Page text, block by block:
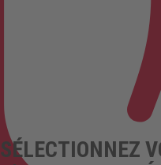
SÉLECTIONNEZ